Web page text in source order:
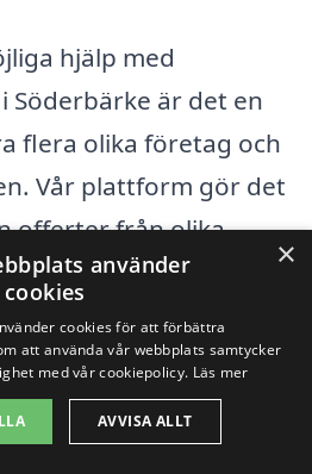
hjälp med
Söderbärke är det en
flera olika företag och
Vår plattform gör det
offerter från olika
hjälper dig att hitta
priset.
överväga dina
kan du säkerställa att
som uppfyller dina
×
använder
cookies
cookies för att förbättra
att använda vår webbplats samtycker
med vår cookiepolicy. Läs mer
AVVISA ALLT